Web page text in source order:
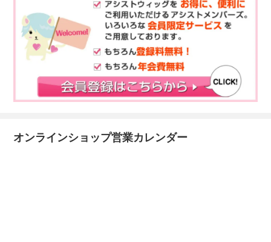
オンラインショップ営業カレンダー